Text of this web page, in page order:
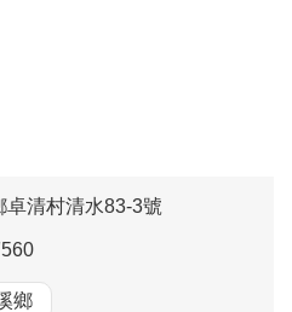
卓清村清水83-3號
鄉